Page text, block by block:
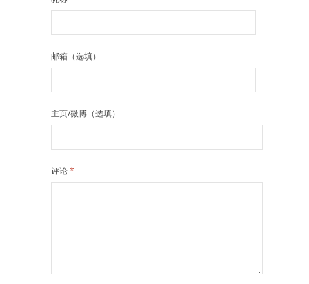
邮箱（选填）
主页/微博（选填）
评论*